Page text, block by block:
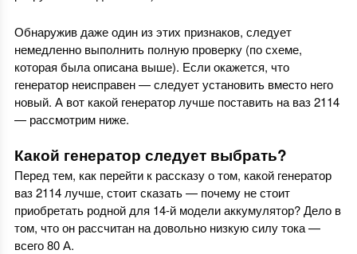
Обнаружив даже один из этих признаков, следует
немедленно выполнить полную проверку (по схеме,
которая была описана выше). Если окажется, что
генератор неисправен — следует установить вместо него
новый. А вот какой генератор лучше поставить на ваз 2114
— рассмотрим ниже.
Какой генератор следует выбрать?
Перед тем, как перейти к рассказу о том, какой генератор
ваз 2114 лучше, стоит сказать — почему не стоит
приобретать родной для 14-й модели аккумулятор? Дело в
том, что он рассчитан на довольно низкую силу тока —
всего 80 А.